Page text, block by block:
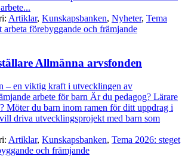
Artiklar, Kunskapsbanken, Nyheter, Tema
arbeta förebyggande och främjande
Allmänna arvsfonden
– en viktig kraft i utvecklingen av
arbete för barn Är du pedagog? Lärare
Möter du barn inom ramen för ditt uppdrag i
driva utvecklingsprojekt med barn som
Artiklar, Kunskapsbanken, Tema 2026: steget
och främjande